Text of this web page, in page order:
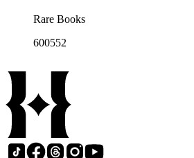
Rare Books
600552